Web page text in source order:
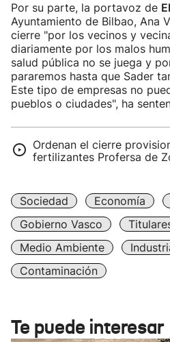
Por su parte, la portavoz de
Ayuntamiento de Bilbao, Ana
cierre "por los vecinos y
diariamente por los malos
salud pública no se juega y
pararemos hasta que Sader
Este tipo de empresas no
pueblos o ciudades", ha
Ordenan el cierre
fertilizantes Profersa de
Sociedad Economía
Gobierno Vasco
Medio Ambiente
Contaminación
Te puede interesar